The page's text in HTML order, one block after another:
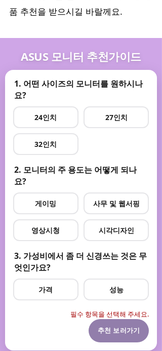
품 추천을 받으시길 바랄께요.